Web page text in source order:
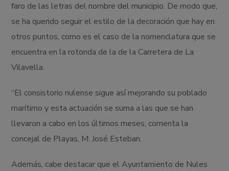
faro de las letras del nombre del municipio. De modo que,
se ha querido seguir el estilo de la decoración que hay en
otros puntos, como es el caso de la nomenclatura que se
encuentra en la rotonda de la de la Carretera de La
Vilavella.
“El consistorio nulense sigue así mejorando su poblado
marítimo y esta actuación se suma a las que se han
llevaron a cabo en los últimos meses, comenta la
concejal de Playas, M. José Esteban.
Además, cabe destacar que el Ayuntamiento de Nules